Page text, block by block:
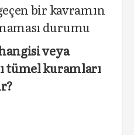
bir kavramın
durumu
veya
tümel kuramları